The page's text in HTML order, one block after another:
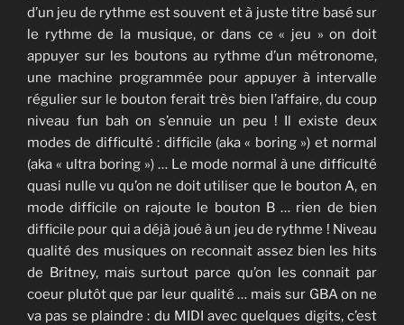
d’un jeu de rythme est souvent et à juste titre basé sur
le rythme de la musique, or dans ce « jeu » on doit
appuyer sur les boutons au rythme d’un métronome,
une machine programmée pour appuyer à intervalle
régulier sur le bouton ferait très bien l’affaire, du coup
niveau fun bah on s’ennuie un peu ! Il existe deux
modes de difficulté : difficile (aka « boring ») et normal
(aka « ultra boring ») … Le mode normal à une difficulté
quasi nulle vu qu’on ne doit utiliser que le bouton A, en
mode difficile on rajoute le bouton B … rien de bien
difficile pour qui a déjà joué à un jeu de rythme ! Niveau
qualité des musiques on reconnait assez bien les hits
de Britney, mais surtout parce qu’on les connait par
coeur plutôt que par leur qualité … mais sur GBA on ne
va pas se plaindre : du MIDI avec quelques digits, c’est